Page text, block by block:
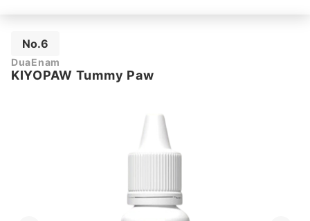
No.6
DuaEnam
KIYOPAW Tummy Paw